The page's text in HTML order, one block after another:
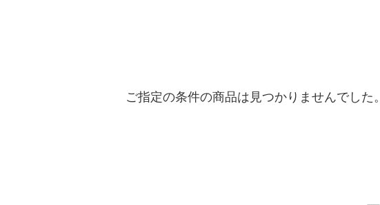
ご指定の条件の商品は見つかりませんでした。